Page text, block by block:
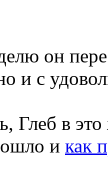
он
и с
Глеб в
и как